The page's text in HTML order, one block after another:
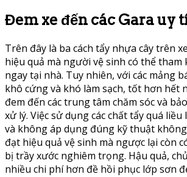
Đem xe đến các Gara uy
Trên đây là ba cách tẩy nhựa cây trên
hiệu quả mà người vệ sinh có thể tham
ngay tại nhà. Tuy nhiên, với các mảng
khô cứng và khó làm sạch, tốt hơn hết
đem đến các trung tâm chăm sóc và
xử lý. Việc sử dụng các chất tẩy quá
và không áp dụng đúng kỹ thuật
đạt hiệu quả vệ sinh mà ngược lại còn
bị trầy xước nghiêm trọng. Hậu quả,
nhiều chi phí hơn đề hồi phục lớp sơn